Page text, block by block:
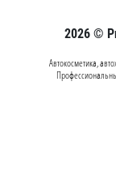
2026 ©
Автокосметика,